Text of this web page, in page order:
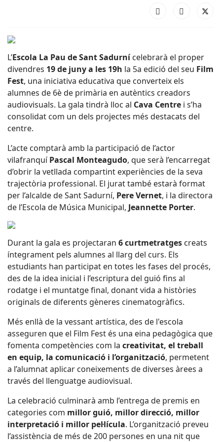
L’Escola La Pau de Sant Sadurnícelebrarà el proper
divendres 19 de juny a les 19h la 5a edició del seu Film
Fest, una iniciativa educativa que converteix els
alumnes de 6è de primària en autèntics creadors
audiovisuals. La gala tindrà lloc al Cava Centre i s’ha
consolidat com un dels projectes més destacats del
centre.
L’acte comptarà amb la participació de l’actor
vilafranquíPascal Monteagudo, que serà l’encarregat
d’obrir la vetllada compartint experiències de la seva
trajectòria professional. El jurat també estarà format
per l’alcalde de Sant Sadurní, Pere Vernet, i la directora
de l’Escola de Música Municipal, Jeannette Porter.
Durant la gala es projectaran 6 curtmetratges creats
íntegrament pels alumnes al llarg del curs. Els
estudiants han participat en totes les fases del procés,
des de la idea inicial i l’escriptura del guió fins al
rodatge i el muntatge final, donant vida a històries
originals de diferents gèneres cinematogràfics.
Més enllà de la vessant artística, des de l'escola
asseguren que el Film Fest és una eina pedagògica que
fomenta competències com la creativitat, el treball
en equip, la comunicació i l’organització, permetent
a l’alumnat aplicar coneixements de diverses àrees a
través del llenguatge audiovisual.
La celebració culminarà amb l’entrega de premis en
categories com millor guió, millor direcció, millor
interpretació i millor pel·lícula. L’organització preveu
l’assistència de més de 200 persones en una nit que